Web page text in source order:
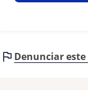
Denunciar